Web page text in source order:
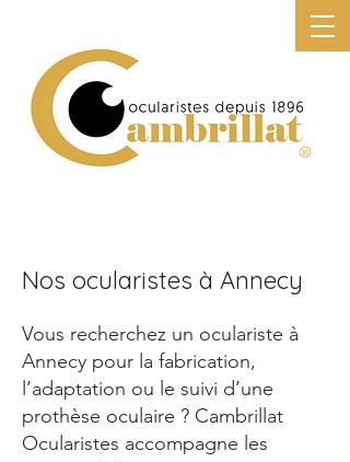
Nos ocularistes à Annecy
Vous recherchez un oculariste à
Annecy pour la fabrication,
l’adaptation ou le suivi d’une
prothèse oculaire ? Cambrillat
Ocularistes accompagne les